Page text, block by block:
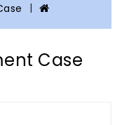
Case